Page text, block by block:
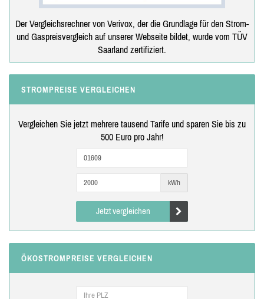
Der Vergleichsrechner von Verivox, der die Grundlage für den Strom-
und Gaspreisvergleich auf unserer Webseite bildet, wurde vom TÜV
Saarland zertifiziert.
STROMPREISE VERGLEICHEN
Vergleichen Sie jetzt mehrere tausend Tarife und sparen Sie bis zu
500 Euro pro Jahr!
kWh
Jetzt vergleichen
ÖKOSTROMPREISE VERGLEICHEN